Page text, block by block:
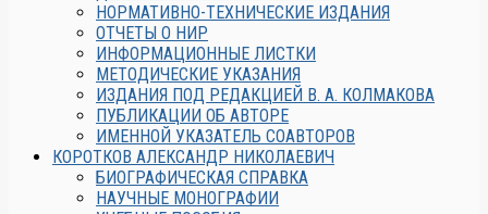
НОРМАТИВНО-ТЕХНИЧЕСКИЕ ИЗДАНИЯ
ОТЧЕТЫ О НИР
ИНФОРМАЦИОННЫЕ ЛИСТКИ
МЕТОДИЧЕСКИЕ УКАЗАНИЯ
ИЗДАНИЯ ПОД РЕДАКЦИЕЙ В. А. КОЛМАКОВА
ПУБЛИКАЦИИ ОБ АВТОРЕ
ИМЕННОЙ УКАЗАТЕЛЬ СОАВТОРОВ
КОРОТКОВ АЛЕКСАНДР НИКОЛАЕВИЧ
БИОГРАФИЧЕСКАЯ СПРАВКА
НАУЧНЫЕ МОНОГРАФИИ